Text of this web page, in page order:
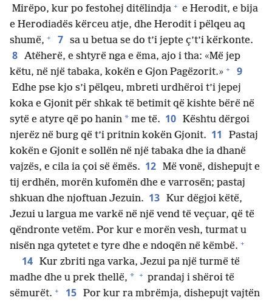
Mirëpo, kur po festohej ditëlindja + e Herodit, e bija
e Herodiadës kërceu atje, dhe Herodit i pëlqeu aq
shumë, + 7 sa u betua se do t’i jepte ç’t’i kërkonte.
8 Atëherë, e shtyrë nga e ëma, ajo i tha: «Më jep
këtu, në një tabaka, kokën e Gjon Pagëzorit.» + 9
Edhe pse kjo s’i pëlqeu, mbreti urdhëroi t’i jepej
koka e Gjonit për shkak të betimit që kishte bërë në
sytë e atyre që po hanin * me të. 10 Kështu dërgoi
njerëz në burg që t’i pritnin kokën Gjonit. 11
Pastaj
kokën e Gjonit e sollën në një tabaka dhe ia dhanë
vajzës, e cila ia çoi së ëmës. 12 Më vonë, dishepujt e
tij erdhën, morën kufomën dhe e varrosën; pastaj
shkuan dhe njoftuan Jezuin. 13 Kur dëgjoi këtë,
Jezui u largua me varkë në një vend të veçuar, që të
qëndronte vetëm. Por kur e morën vesh, turmat u
nisën nga qytetet e tyre dhe e ndoqën në këmbë. +
14 Kur zbriti nga varka, Jezui pa një turmë të
madhe dhe u prek thellë, * + prandaj i shëroi të
sëmurët. + 15 Por kur ra mbrëmja, dishepujt vajtën